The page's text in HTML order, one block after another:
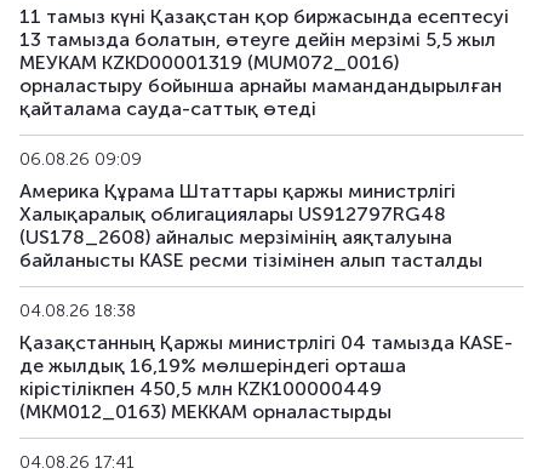
US191_2806 US91282CCH25 аралас
US193_2612 US912797TC16 аралас
US194_2609 US91282CLP40 аралас
US195_2701 US912828Z781 аралас
US196_3008 US91282CAE12 аралас
US197_2802 US91282CGP05 аралас
US198_2804 US91282CMW81 аралас
US199_2808 US91282CNU17
US200_2803
11 тамыз күні Қазақстан қор биржасында есептесуі
13 тамызда болатын, өтеуге дейін мерзімі 5,5 жыл
МЕУКАМ KZKD00001319 (MUM072_0016)
орналастыру бойынша арнайы мамандандырылған
қайталама сауда-саттық өтеді
06.08.26 09:09
Америка Құрама Штаттары қаржы министрлігі
Халықаралық облигациялары US912797RG48
(US178_2608) айналыс мерзімінің аяқталуына
байланысты KASE ресми тізімінен алып тасталды
04.08.26 18:38
Қазақстанның Қаржы министрлігі 04 тамызда KASE-
де жылдық 16,19% мөлшеріндегі орташа
кірістілікпен 450,5 млн KZK100000449
(MKM012_0163) МЕККАМ орналастырды
04.08.26 17:41